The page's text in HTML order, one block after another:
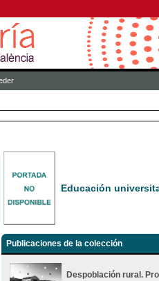
Educación
Publicaciones de la colección
Despoblación rural.